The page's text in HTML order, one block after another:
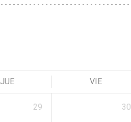
JUE VIE
29 30